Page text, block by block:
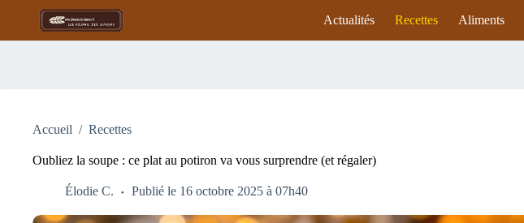
Actualités Recettes Aliments
Accueil / Recettes
Oubliez la soupe : ce plat au potiron va vous surprendre (et régaler)
Élodie C. Publié le 16 octobre 2025 à 07h40